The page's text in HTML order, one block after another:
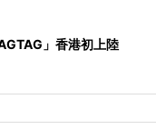
」香港初上陸